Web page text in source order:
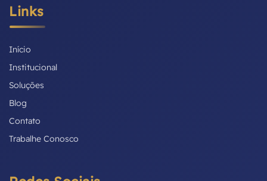
Links
Início
Institucional
Soluções
Blog
Contato
Trabalhe Conosco